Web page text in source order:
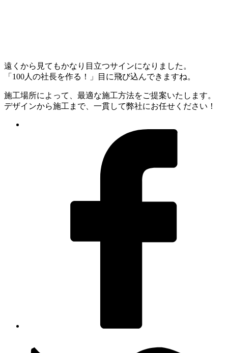
遠くから見てもかなり目立つサインになりました。
「100人の社長を作る！」目に飛び込んできますね。
施工場所によって、最適な施工方法をご提案いたします。
デザインから施工まで、一貫して弊社にお任せください！